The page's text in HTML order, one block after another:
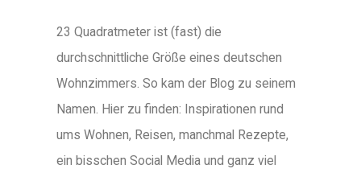
23 Quadratmeter ist (fast) die
durchschnittliche Größe eines deutschen
Wohnzimmers. So kam der Blog zu seinem
Namen. Hier zu finden: Inspirationen rund
ums Wohnen, Reisen, manchmal Rezepte,
ein bisschen Social Media und ganz viel